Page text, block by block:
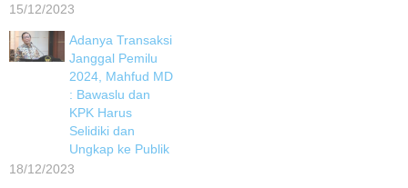
15/12/2023
Adanya Transaksi
Janggal Pemilu
2024, Mahfud MD
: Bawaslu dan
KPK Harus
Selidiki dan
Ungkap ke Publik
18/12/2023